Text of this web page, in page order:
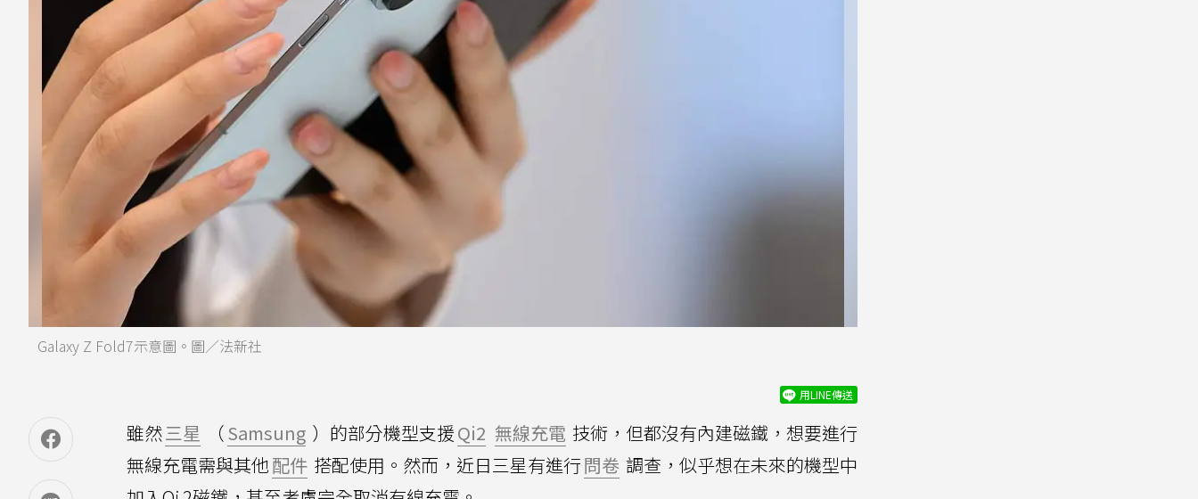
Galaxy Z Fold7示意圖。圖／法新社
用LINE傳送
雖然三星 （Samsung ）的部分機型支援Qi2 無線充電 技術，但都沒有內建磁鐵，想要進行
無線充電需與其他配件 搭配使用。然而，近日三星有進行問卷 調查，似乎想在未來的機型中